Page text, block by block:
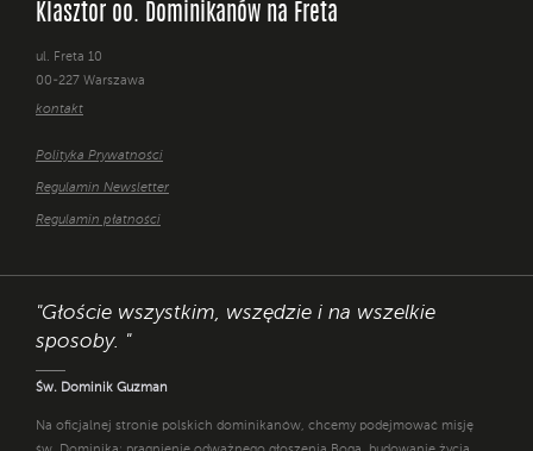
Klasztor oo. Dominikanów na Freta
ul. Freta 10
00-227 Warszawa
kontakt
Polityka Prywatności
Regulamin Newsletter
Regulamin płatności
"Głoście wszystkim, wszędzie i na wszelkie
sposoby. "
Św. Dominik Guzman
Na oficjalnej stronie polskich dominikanów, chcemy podejmować misję